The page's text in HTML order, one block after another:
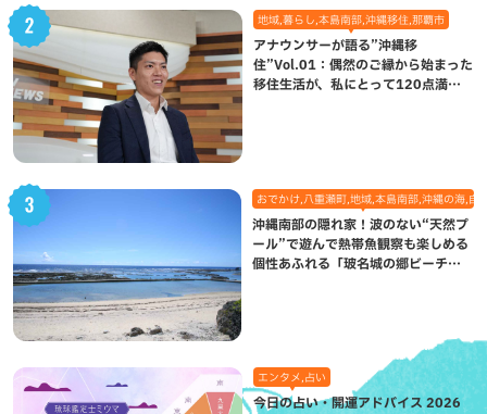
地域,暮らし,本島南部,沖縄移住,那覇市
アナウンサーが語る”沖縄移
住”Vol.01：偶然のご縁から始まった
移住生活が、私にとって120点満点
おでかけ,八重瀬町,地域,本島南部,沖縄の海,自
沖縄南部の隠れ家！波のない“天然プ
ール”で遊んで熱帯魚観察も楽しめる
個性あふれる「玻名城の郷ビーチ」
エンタメ,占い
今日の占い・開運アドバイス 2026